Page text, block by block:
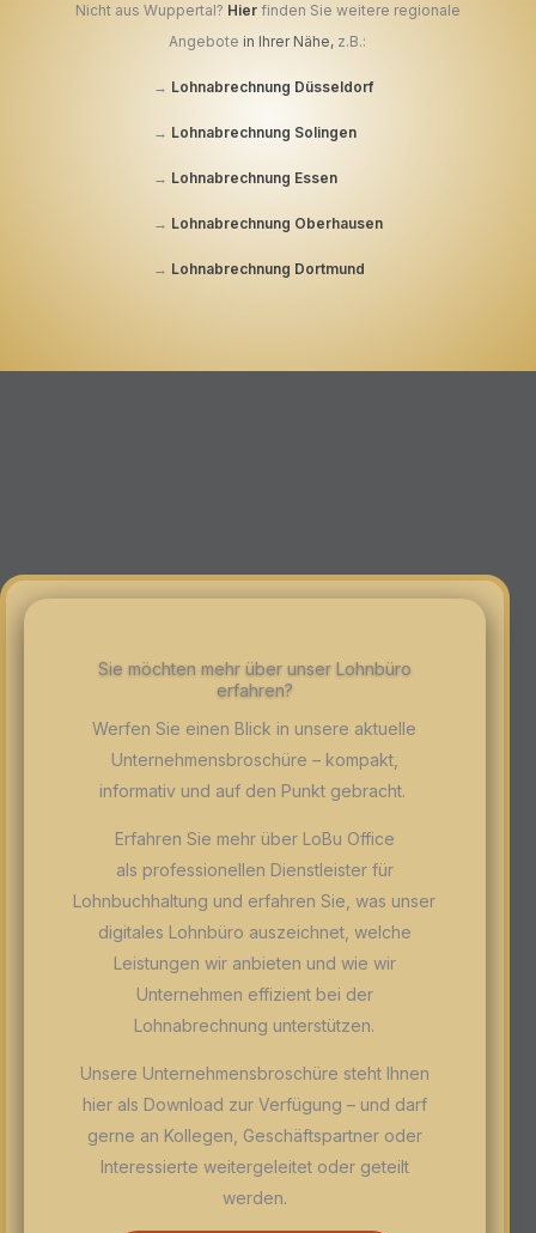
Nicht aus Wuppertal? Hierfinden Sie weitere regionale
Angebote in Ihrer Nähe, z.B.:
→ Lohnabrechnung Düsseldorf
→ Lohnabrechnung Solingen
→ Lohnabrechnung Essen
→ Lohnabrechnung Oberhausen
→ Lohnabrechnung Dortmund
Sie möchten mehr über unser Lohnbüro
erfahren?
Werfen Sie einen Blick in unsere aktuelle
Unternehmensbroschüre – kompakt,
informativ und auf den Punkt gebracht.
Erfahren Sie mehr über LoBu Office
als professionellen Dienstleister für
Lohnbuchhaltung und erfahren Sie, was unser
digitales Lohnbüro auszeichnet, welche
Leistungen wir anbieten und wie wir
Unternehmen effizient bei der
Lohnabrechnung unterstützen.
Unsere Unternehmensbroschüre steht Ihnen
hier als Download zur Verfügung – und darf
gerne an Kollegen, Geschäftspartner oder
Interessierte weitergeleitet oder geteilt
werden.